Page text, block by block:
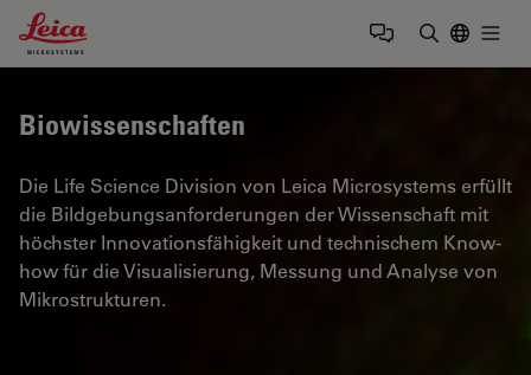
Leica Microsystems Logo
Biowissenschaften
Die Life Science Division von Leica Microsystems erfüllt
die Bildgebungsanforderungen der Wissenschaft mit
höchster Innovationsfähigkeit und technischem Know-
how für die Visualisierung, Messung und Analyse von
Mikrostrukturen.